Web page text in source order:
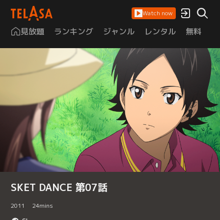
Watch now
見放題 ランキング ジャンル レンタル 無料
SKET DANCE 第07話
2011 24mins